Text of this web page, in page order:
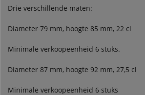
Drie verschillende maten:
Diameter 79 mm, hoogte 85 mm, 22 cl
Minimale verkoopeenheid 6 stuks.
Diameter 87 mm, hoogte 92 mm, 27,5 cl
Minimale verkoopeenheid 6 stuks